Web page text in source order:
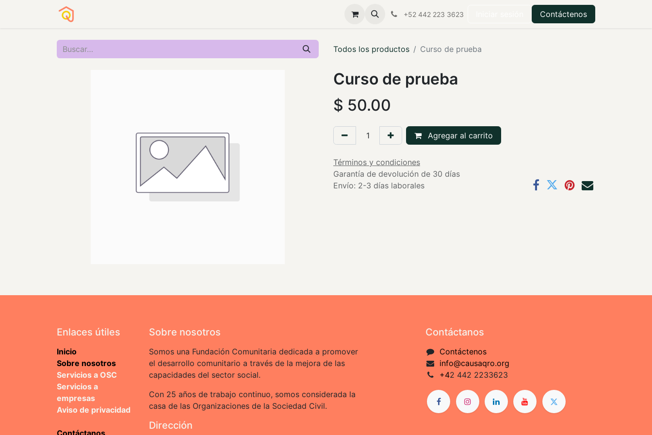
Aliado Cemefi Quiero ayudar Filantropía Centro de recursos
+52 442 223 3623 Contáctenos
Todos los productos Curso de prueba
Curso de prueba
$ 50.00
Agregar al carrito
Términos y condiciones
Garantía de devolución de 30 días
Envío: 2-3 días laborales
Enlaces útiles
Inicio
Sobre nosotros
Servicios a OSC
Servicios a
empresas
Aviso de privacidad
Contáctanos
Sobre nosotros
Somos una Fundación Comunitaria dedicada a promover
el desarrollo comunitario a través de la mejora de las
capacidades del sector social.
Con 25 años de trabajo continuo, somos considerada la
casa de las Organizaciones de la Sociedad Civil.
Dirección
Contáctanos
Contáctenos
info@causaqro.org
+42 442 2233623